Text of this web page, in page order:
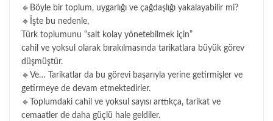
🔹Böyle bir toplum, uygarlığı ve çağdaşlığı yakalayabilir mi?
🔹İşte bu nedenle,
Türk toplumunu “salt kolay yönetebilmek için”
cahil ve yoksul olarak bırakılmasında tarikatlara büyük görev
düşmüştür.
🔹Ve… Tarikatlar da bu görevi başarıyla yerine getirmişler ve
getirmeye de devam etmektedirler.
🔹Toplumdaki cahil ve yoksul sayısı arttıkça, tarikat ve
cemaatler de daha güçlü hale geldiler.